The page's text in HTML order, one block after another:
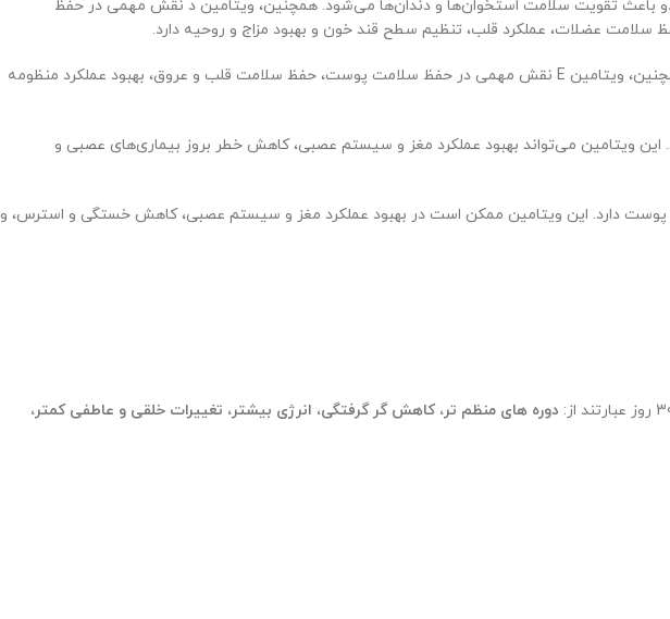
باعث تقویت سلامت استخوان‌ها و دندان‌ها می‌شود. همچنین، ویتامین د نقش مهمی در حفظ
سلامت عضلات، عملکرد قلب، تنظیم سطح قند خون و بهبود مزاج و روحیه دارد.
یک آنتی‌اکسیدان قوی است که می‌تواند در مقابله با آسیب‌های اکسیداتیو و پیری زودرس سلول‌ها کمک کند. همچنین، ویتامین E نقش مهمی در حفظ سلامت پوست، حفظ سلامت قلب و عروق، بهبود عملکرد منظومه
ویتامین می‌تواند بهبود عملکرد مغز و سیستم عصبی، کاهش خطر بروز بیماری‌های عصبی و
پوست دارد. این ویتامین ممکن است در بهبود عملکرد مغز و سیستم عصبی، کاهش خستگی و استرس، و
دوره های منظم تر، کاهش گر گرفتگی، انرژی بیشتر، تغییرات خلقی و عاطفی کمتر،